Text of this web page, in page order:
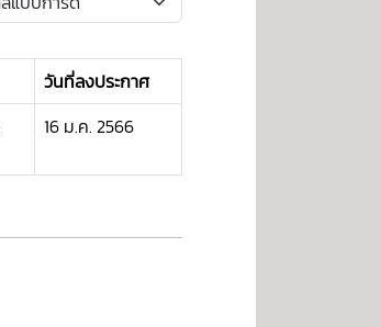
วันที่ลงประกาศ
16 ม.ค. 2566